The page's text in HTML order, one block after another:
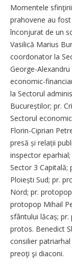
Momentele
prahovene au
înconjurat de un
Vasilică Marius
coordonator la
George-
economic-
la Sectorul
Bucureștilor; pr.
Sectorul
Florin-Ciprian
presă și relații
inspector
Sector 3
Ploiești Sud; pr.
Nord; pr.
protopop Mihail
sfântului lăcaș;
protos. Benedict
consilier
preoţi şi diaconi.